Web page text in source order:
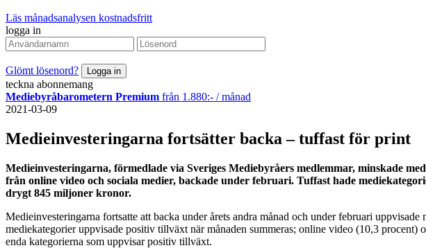
Läs månadsanalysen kostnadsfritt
logga in
Glömt lösenord?
teckna abonnemang
Mediebyråbarometern Premium från 1.880:- / månad
2021-03-09
Medieinvesteringarna fortsätter backa – tuffast för print
Medieinvesteringarna, förmedlade via Sveriges Mediebyråers medlemmar, minskade
från online video och sociala medier, backade under februari. Tuffast hade
drygt 845 miljoner kronor.
Medieinvesteringarna fortsatte att backa under årets andra månad och under februari
mediekategorier uppvisade positiv tillväxt när månaden summeras; online video (10,3 procent)
enda kategorierna som uppvisar positiv tillväxt.